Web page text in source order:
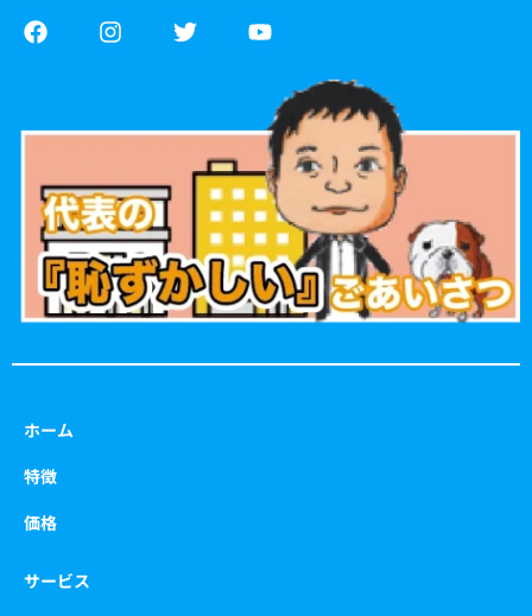
F
a
o
k
I
n
g
a
m
T
w
e
Y
o
u
b
e
ホーム
特徴
価格
サービス